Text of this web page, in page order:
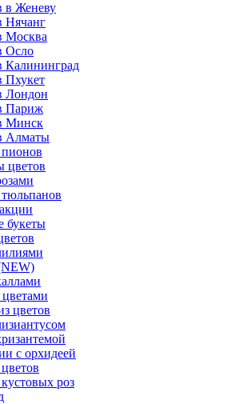
в Женеву
Нячанг
Москва
Осло
Калининград
Пхукет
Лондон
Париж
Минск
Алматы
цветов
букеты
цветов
с орхидеей
роз